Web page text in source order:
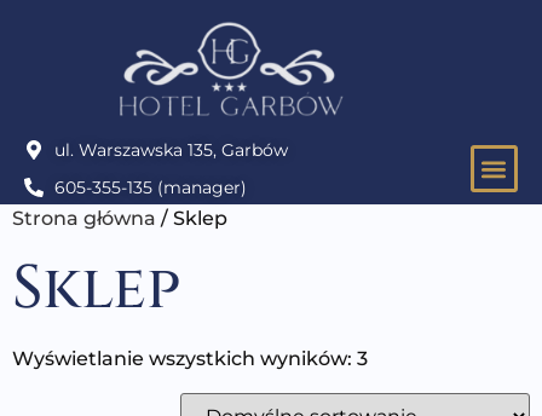
ul. Warszawska 135, Garbów
605-355-135 (manager)
Strona główna / Sklep
Sklep
Wyświetlanie wszystkich wyników: 3